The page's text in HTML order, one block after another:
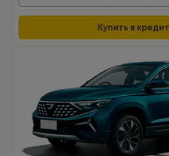
Купить в кредит